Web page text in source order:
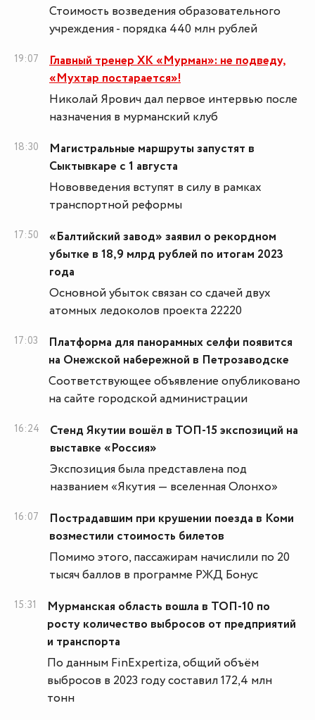
Стоимость возведения образовательного
учреждения - порядка 440 млн рублей
19:07
Главный тренер ХК «Мурман»: не подведу,
«Мухтар постарается»!
Николай Ярович дал первое интервью после
назначения в мурманский клуб
18:30
Магистральные маршруты запустят в
Сыктывкаре с 1 августа
Нововведения вступят в силу в рамках
транспортной реформы
17:50
«Балтийский завод» заявил о рекордном
убытке в 18,9 млрд рублей по итогам 2023
года
Основной убыток связан со сдачей двух
атомных ледоколов проекта 22220
17:03
Платформа для панорамных селфи появится
на Онежской набережной в Петрозаводске
Соответствующее объявление опубликовано
на сайте городской администрации
16:24
Стенд Якутии вошёл в ТОП-15 экспозиций на
выставке «Россия»
Экспозиция была представлена под
названием «Якутия — вселенная Олонхо»
16:07
Пострадавшим при крушении поезда в Коми
возместили стоимость билетов
Помимо этого, пассажирам начислили по 20
тысяч баллов в программе РЖД Бонус
15:31
Мурманская область вошла в ТОП-10 по
росту количество выбросов от предприятий
и транспорта
По данным FinExpertiza, общий объём
выбросов в 2023 году составил 172,4 млн
тонн